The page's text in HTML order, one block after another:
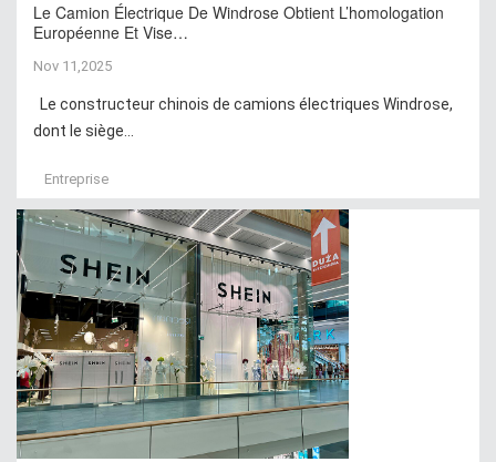
Le Camion Électrique De Windrose Obtient L’homologation
Européenne Et Vise…
Nov 11,2025
Le constructeur chinois de camions électriques Windrose,
dont le siège...
Entreprise